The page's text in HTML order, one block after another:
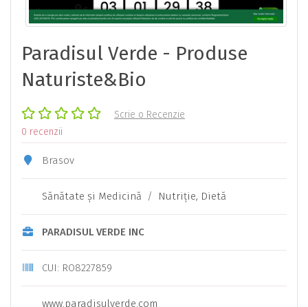
Paradisul Verde - Produse
Naturiste&Bio
Scrie o Recenzie
0 recenzii
Brasov
Sănătate şi Medicină / Nutriţie, Dietă
PARADISUL VERDE INC
CUI: RO8227859
www.paradisulverde.com